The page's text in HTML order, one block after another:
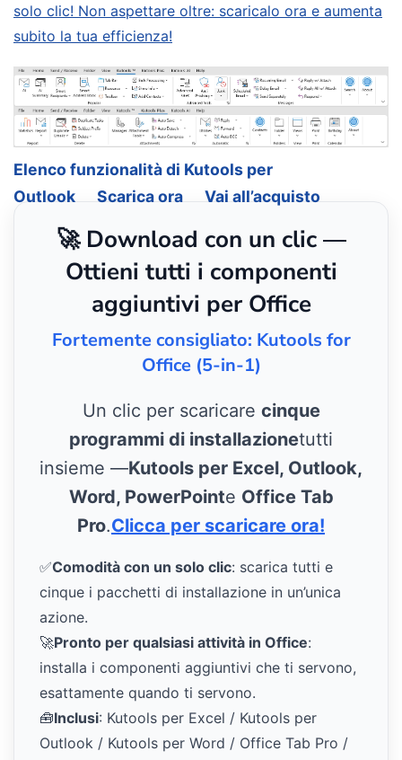
solo clic! Non aspettare oltre: scaricalo ora e aumenta
subito la tua efficienza!
Elenco funzionalità di Kutools per
Outlook
Scarica ora Vai all’acquisto
🚀 Download con un clic —
Ottieni tutti i componenti
aggiuntivi per Office
Fortemente consigliato: Kutools for
Office (5-in-1)
Un clic per scaricare cinque
programmi di installazionetutti
insieme —Kutools per Excel, Outlook,
Word, PowerPointe Office Tab
Pro.Clicca per scaricare ora!
✅Comodità con un solo clic: scarica tutti e
cinque i pacchetti di installazione in un’unica
azione.
🚀Pronto per qualsiasi attività in Office:
installa i componenti aggiuntivi che ti servono,
esattamente quando ti servono.
🧰Inclusi: Kutools per Excel / Kutools per
Outlook / Kutools per Word / Office Tab Pro /